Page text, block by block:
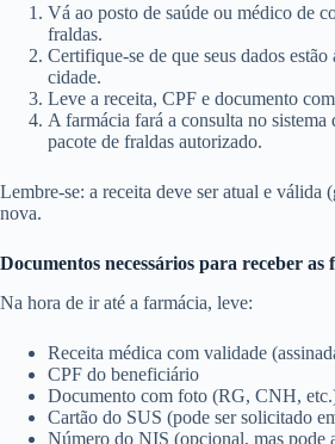
Vá ao posto de saúde ou médico de
fraldas.
Certifique-se de que seus dados
cidade.
Leve a receita, CPF e documento
A farmácia fará a consulta no
pacote de fraldas autorizado.
Lembre-se: a receita deve ser atual e válida
nova.
Documentos necessários para receber as
Na hora de ir até a farmácia, leve:
Receita médica com validade
CPF do beneficiário
Documento com foto (RG, CNH,
Cartão do SUS (pode ser solicitado
Número do NIS (opcional, mas pode